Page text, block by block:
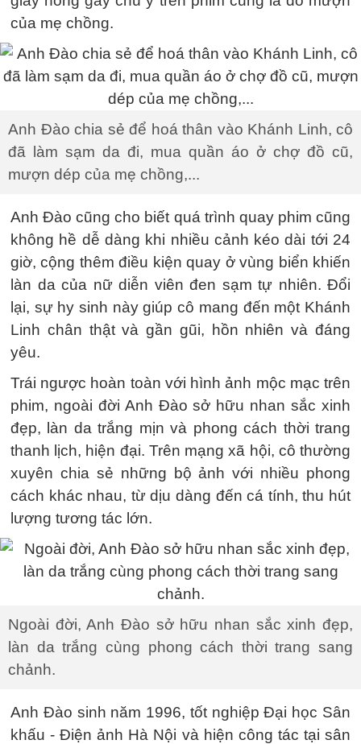
của mẹ chồng.
Anh Đào chia sẻ để hoá thân vào Khánh Linh, cô
đã làm sạm da đi, mua quần áo ở chợ đồ cũ,
mượn dép của mẹ chồng,...
Anh Đào cũng cho biết quá trình quay phim cũng
không hề dễ dàng khi nhiều cảnh kéo dài tới 24
giờ, cộng thêm điều kiện quay ở vùng biển khiến
làn da của nữ diễn viên đen sạm tự nhiên. Đổi
lại, sự hy sinh này giúp cô mang đến một Khánh
Linh chân thật và gần gũi, hồn nhiên và đáng
yêu.
Trái ngược hoàn toàn với hình ảnh mộc mạc trên
phim, ngoài đời Anh Đào sở hữu nhan sắc xinh
đẹp, làn da trắng mịn và phong cách thời trang
thanh lịch, hiện đại. Trên mạng xã hội, cô thường
xuyên chia sẻ những bộ ảnh với nhiều phong
cách khác nhau, từ dịu dàng đến cá tính, thu hút
lượng tương tác lớn.
Ngoài đời, Anh Đào sở hữu nhan sắc xinh đẹp,
làn da trắng cùng phong cách thời trang sang
chảnh.
Anh Đào sinh năm 1996, tốt nghiệp Đại học Sân
khấu - Điện ảnh Hà Nội và hiện công tác tại sân